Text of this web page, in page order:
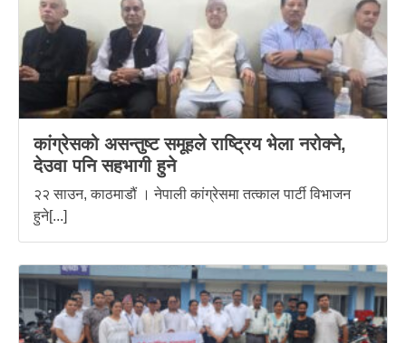
कांग्रेसको असन्तुष्ट समूहले राष्ट्रिय भेला नरोक्ने,
देउवा पनि सहभागी हुने
२२ साउन, काठमाडौं । नेपाली कांग्रेसमा तत्काल पार्टी विभाजन
हुने[...]